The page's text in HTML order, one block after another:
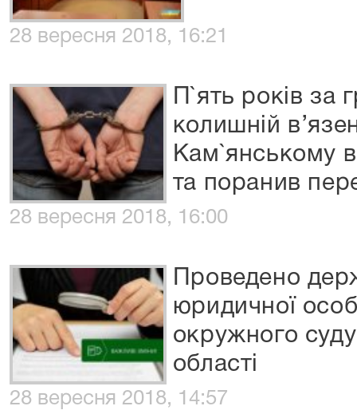
28 вересня 2018, 16:21
П`ять років за
колишній
Кам`янському
та поранив
28 вересня 2018, 16:00
Проведено
юридичної
окружного
області
28 вересня 2018, 14:57